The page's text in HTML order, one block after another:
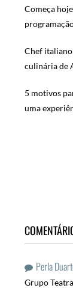
Começa
Chef
culinária de
5 motivos
uma
Perla
Grupo